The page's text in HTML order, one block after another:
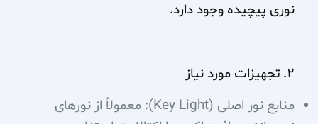
نوری پیچیده وجود دارد.
۲. تجهیزات مورد نیاز
منابع نور اصلی (Key Light): معمولاً از نورهای